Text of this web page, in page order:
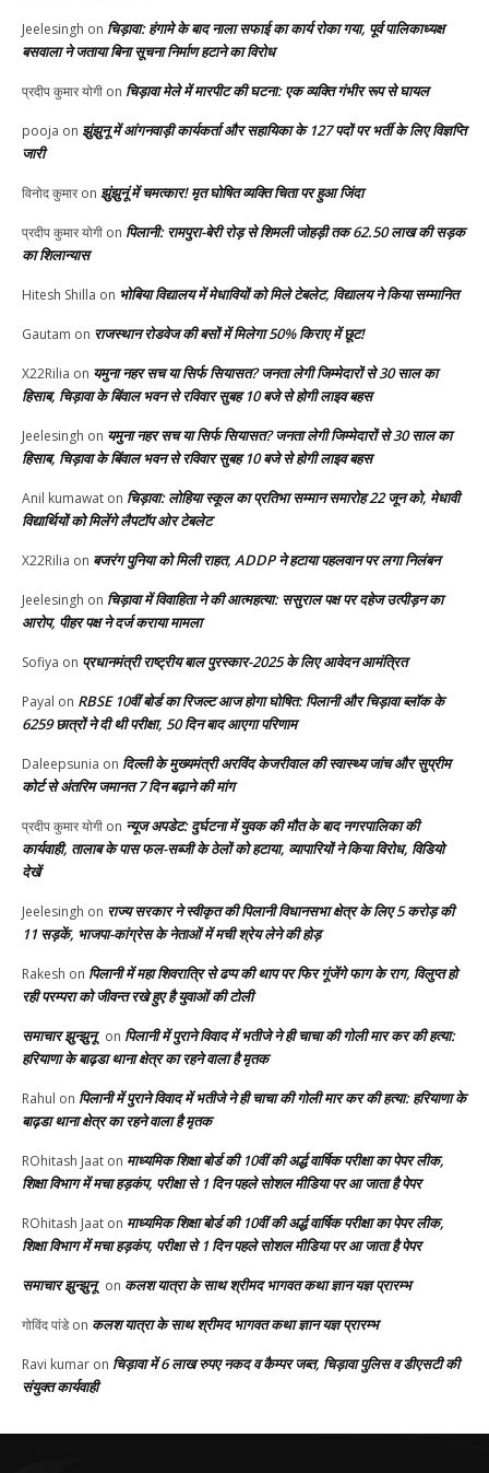
Jeelesingh on चिड़ावा: हंगामे के बाद नाला सफाई का कार्य रोका गया, पूर्व पालिकाध्यक्ष
बसवाला ने जताया बिना सूचना निर्माण हटाने का विरोध
प्रदीप कुमार योगी on चिड़ावा मेले में मारपीट की घटना: एक व्यक्ति गंभीर रूप से घायल
pooja on झुंझुनू में आंगनवाड़ी कार्यकर्ता और सहायिका के 127 पदों पर भर्ती के लिए विज्ञप्ति
जारी
विनोद कुमारon झुंझुनूं में चमत्कार! मृत घोषित व्यक्ति चिता पर हुआ जिंदा
प्रदीप कुमार योगी on पिलानी: रामपुरा-बेरी रोड़ से शिमली जोहड़ी तक 62.50 लाख की सड़क
का शिलान्यास
Hitesh Shilla on भोबिया विद्यालय में मेधावियों को मिले टेबलेट, विद्यालय ने किया सम्मानित
Gautam on राजस्थान रोडवेज की बसों में मिलेगा 50% किराए में छूट!
X22Rilia on यमुना नहर सच या सिर्फ सियासत? जनता लेगी जिम्मेदारों से 30 साल का
हिसाब, चिड़ावा के बिंवाल भवन से रविवार सुबह 10 बजे से होगी लाइव बहस
Jeelesingh on यमुना नहर सच या सिर्फ सियासत? जनता लेगी जिम्मेदारों से 30 साल का
हिसाब, चिड़ावा के बिंवाल भवन से रविवार सुबह 10 बजे से होगी लाइव बहस
Anil kumawat on चिड़ावा: लोहिया स्कूल का प्रतिभा सम्मान समारोह 22 जून को, मेधावी
विद्यार्थियों को मिलेंगे लैपटॉप ओर टेबलेट
X22Rilia on बजरंग पुनिया को मिली राहत, ADDP ने हटाया पहलवान पर लगा निलंबन
Jeelesingh on चिड़ावा में विवाहिता ने की आत्महत्या: ससुराल पक्ष पर दहेज उत्पीड़न का
आरोप, पीहर पक्ष ने दर्ज कराया मामला
Sofiya on प्रधानमंत्री राष्ट्रीय बाल पुरस्कार-2025 के लिए आवेदन आमंत्रित
Payal on RBSE 10वीं बोर्ड का रिजल्ट आज होगा घोषित: पिलानी और चिड़ावा ब्लॉक के
6259 छात्रों ने दी थी परीक्षा, 50 दिन बाद आएगा परिणाम
Daleepsunia on दिल्ली के मुख्यमंत्री अरविंद केजरीवाल की स्वास्थ्य जांच और सुप्रीम
कोर्ट से अंतरिम जमानत 7 दिन बढ़ाने की मांग
प्रदीप कुमार योगी on न्यूज अपडेट: दुर्घटना में युवक की मौत के बाद नगरपालिका की
कार्यवाही, तालाब के पास फल-सब्जी के ठेलों को हटाया, व्यापारियों ने किया विरोध, विडियो
देखें
Jeelesingh on राज्य सरकार ने स्वीकृत की पिलानी विधानसभा क्षेत्र के लिए 5 करोड़ की
11 सड़कें, भाजपा-कांग्रेस के नेताओं में मची श्रेय लेने की होड़
Rakesh on पिलानी में महा शिवरात्रि से ढप्प की थाप पर फिर गूंजेंगे फाग के राग, विलुप्त हो
रही परम्परा को जीवन्त रखे हुए है युवाओं की टोली
समाचार झुन्झुनू on पिलानी में पुराने विवाद में भतीजे ने ही चाचा की गोली मार कर की हत्या:
हरियाणा के बाढ़डा थाना क्षेत्र का रहने वाला है मृतक
Rahul on पिलानी में पुराने विवाद में भतीजे ने ही चाचा की गोली मार कर की हत्या: हरियाणा के
बाढ़डा थाना क्षेत्र का रहने वाला है मृतक
ROhitash Jaat on माध्यमिक शिक्षा बोर्ड की 10वीं की अर्द्ध वार्षिक परीक्षा का पेपर लीक,
शिक्षा विभाग में मचा हड़कंप, परीक्षा से 1 दिन पहले सोशल मीडिया पर आ जाता है पेपर
ROhitash Jaat on माध्यमिक शिक्षा बोर्ड की 10वीं की अर्द्ध वार्षिक परीक्षा का पेपर लीक,
शिक्षा विभाग में मचा हड़कंप, परीक्षा से 1 दिन पहले सोशल मीडिया पर आ जाता है पेपर
समाचार झुन्झुनू on कलश यात्रा के साथ श्रीमद भागवत कथा ज्ञान यज्ञ प्रारम्भ
गोविंद पांडेon कलश यात्रा के साथ श्रीमद भागवत कथा ज्ञान यज्ञ प्रारम्भ
Ravi kumar on चिड़ावा में 6 लाख रुपए नकद व कैम्पर जब्त, चिड़ावा पुलिस व डीएसटी की
संयुक्त कार्यवाही